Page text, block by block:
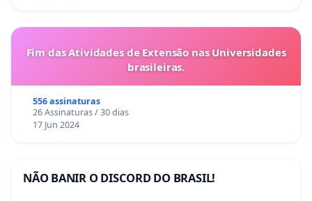
Fim das Atividades de Extensão nas Universidades
brasileiras.
556 assinaturas
26 Assinaturas / 30 dias
17 Jun 2024
NÃO BANIR O DISCORD DO BRASIL!